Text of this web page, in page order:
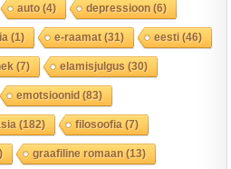
auto(4) depressioon(6)
(1) e-raamat(31) eesti(46)
(7) elamisjulgus (30)
emotsioonid(83)
(182) filosoofia (7)
graafiline romaan(13)